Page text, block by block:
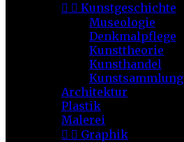
  Kunstgeschichte
Museologie
Denkmalpflege
Kunsttheorie
Kunsthandel
Kunstsammlung
Architektur
Plastik
Malerei
  Graphik